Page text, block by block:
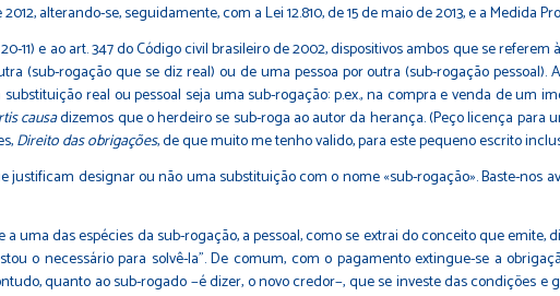
alterando-se, seguidamente, com a Lei 12.810, de 15 de maio de 2013, e a Medida
e ao art. 347 do Código civil brasileiro de 2002, dispositivos ambos que se referem
(sub-rogação que se diz real) ou de uma pessoa por outra (sub-rogação pessoal).
real ou pessoal seja uma sub-rogação: p.ex., na compra e venda de um
causadizemos que o herdeiro se sub-roga ao autor da herança. (Peço licença para
Direito das obrigações, de que muito me tenho valido, para este pequeno escrito
designar ou não uma substituição com o nome «sub-rogação». Baste-nos
das espécies da sub-rogação, a pessoal, como se extrai do conceito que emite,
o necessário para solvê-la”. De comum, com o pagamento extingue-se a
quanto ao sub-rogado −é dizer, o novo credor−, que se investe das condições